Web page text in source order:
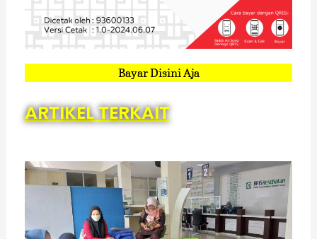
Bayar Disini Aja
ARTIKEL TERKAIT